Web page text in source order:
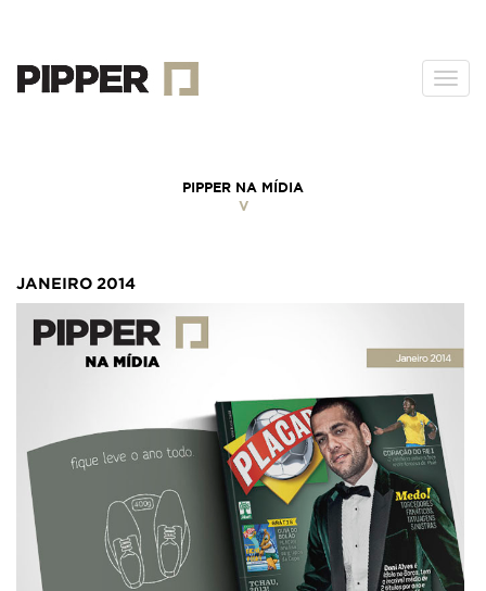
PIPPER NA MÍDIA
V
JANEIRO 2014